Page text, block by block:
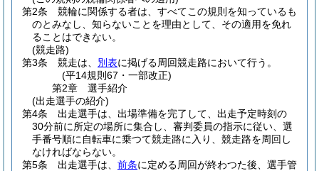
第2条
競輪に関係する者は、すべてこの規則を知っているも
のとみなし、知らないことを理由として、その適用を免れ
ることはできない。
(競走路)
第3条
競走は、 別表に掲げる周回競走路において行う。
(平14規則67・一部改正)
第2章
選手紹介
(出走選手の紹介)
第4条
出走選手は、出場準備を完了して、出走予定時刻の
30分前に所定の場所に集合し、審判委員の指示に従い、選
手番号順に自転車に乗つて競走路に入り、競走路を周回し
なければならない。
第5条
出走選手は、 前条に定める周回が終わつた後、選手管